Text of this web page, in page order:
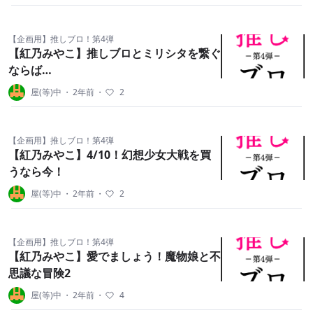
【企画用】推しブロ！第4弾
【紅乃みやこ】推しブロとミリシタを繋ぐ
ならば…
屋(等)中 ・ 2年前 ・ 2
【企画用】推しブロ！第4弾
【紅乃みやこ】4/10！幻想少女大戦を買
うなら今！
屋(等)中 ・ 2年前 ・ 2
【企画用】推しブロ！第4弾
【紅乃みやこ】愛でましょう！魔物娘と不
思議な冒険2
屋(等)中 ・ 2年前 ・ 4